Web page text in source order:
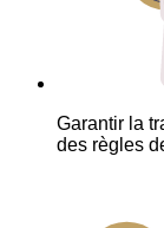
Garantir la
des règles